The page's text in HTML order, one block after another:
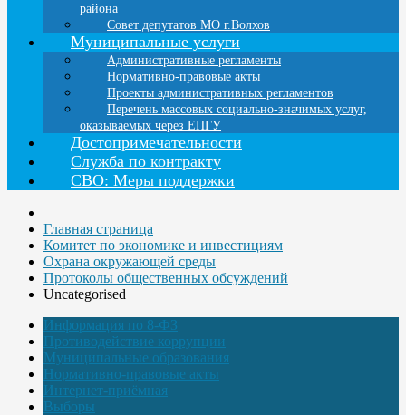
района
Совет депутатов МО г.Волхов
Муниципальные услуги
Административные регламенты
Нормативно-правовые акты
Проекты административных регламентов
Перечень массовых социально-значимых услуг,
оказываемых через ЕПГУ
Достопримечательности
Служба по контракту
СВО: Меры поддержки
Главная страница
Комитет по экономике и инвестициям
Охрана окружающей среды
Протоколы общественных обсуждений
Uncategorised
Информация по 8-ФЗ
Противодействие коррупции
Муниципальные образования
Нормативно-правовые акты
Интернет-приёмная
Выборы